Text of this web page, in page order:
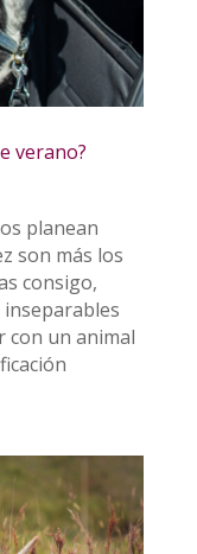
verano?
planean
son más los
consigo,
con un animal